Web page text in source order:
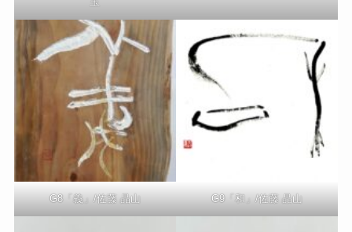
G8「義」/佐藤 晶山 G9「和」/佐藤 晶山